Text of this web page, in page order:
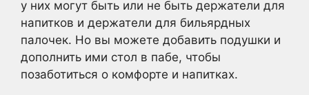
у них могут быть или не быть держатели для
напитков и держатели для бильярдных
палочек. Но вы можете добавить подушки и
дополнить ими стол в пабе, чтобы
позаботиться о комфорте и напитках.